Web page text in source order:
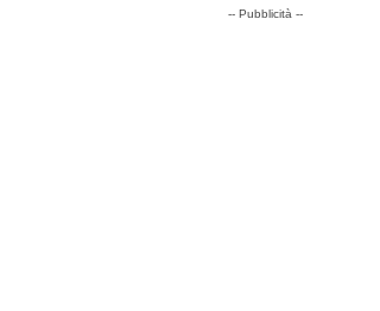
-- Pubblicità --